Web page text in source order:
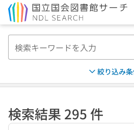
絞り込み
検索結果 295 件